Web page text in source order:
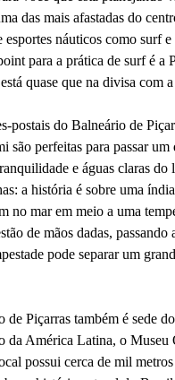
das mais afastadas do
esportes náuticos como surf
para a prática de surf é a
quase que na divisa com
postais do Balneário de
são perfeitas para passar um
e águas claras
a história é sobre uma
no mar em meio a uma
de mãos dadas, passando
pode separar um
de Piçarras também é sede
da América Latina, o
possui cerca de mil